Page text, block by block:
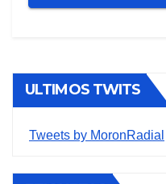
ULTIMOS TWITS
Tweets by MoronRadial